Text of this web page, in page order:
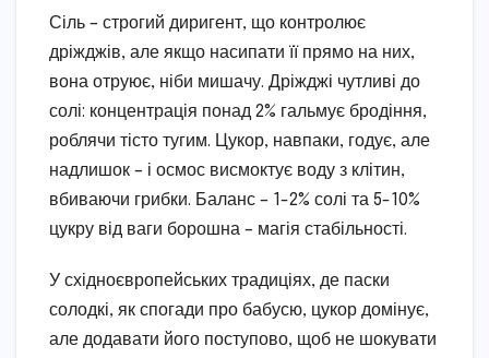
Сіль – строгий диригент, що контролює
дріжджів, але якщо насипати її прямо на них,
вона отруює, ніби мишачу. Дріжджі чутливі до
солі: концентрація понад 2% гальмує бродіння,
роблячи тісто тугим. Цукор, навпаки, годує, але
надлишок – і осмос висмоктує воду з клітин,
вбиваючи грибки. Баланс – 1-2% солі та 5-10%
цукру від ваги борошна – магія стабільності.
У східноєвропейських традиціях, де паски
солодкі, як спогади про бабусю, цукор домінує,
але додавати його поступово, щоб не шокувати